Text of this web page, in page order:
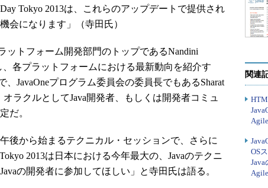
Tokyo 2013は、これらのアップデートで提供され
会になります」（寺田氏）
ットフォーム開発部門のトップであるNandini
、各プラットフォームにおける最新動向を紹介す
、JavaOneプログラム委員会の委員長でもあるSharat
ラクルとしてJava開発者、もしくは開発者コミュ
だ。
後から始まるテクニカル・セッションで、さらに
2013は日本における今年最大の、Javaのテクニ
の開発者に参加してほしい」と寺田氏は語る。
関連
Agile
OS
Agile